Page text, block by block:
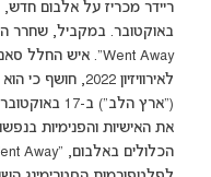
את האישיות והפנימיות